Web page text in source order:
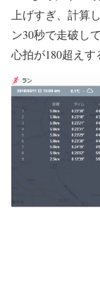
上げすぎ、計算
ン30秒で走破し
心拍が180超えす